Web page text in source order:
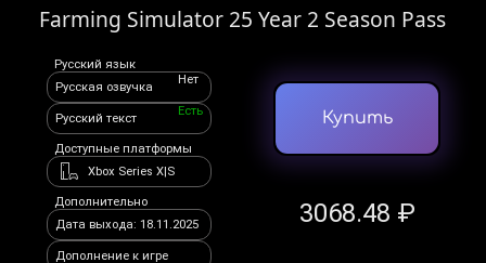
Farming Simulator 25 Year 2 Season Pass
Русский язык
Русская озвучка
Нет
Русский текст
Есть
Доступные платформы
Xbox Series X|S
Дополнительно
Дата выхода: 18.11.2025
Дополнение к игре
Купить
3068.48 ₽